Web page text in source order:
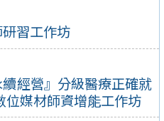
習工作坊
經營』分級醫療正確就
媒材師資增能工作坊